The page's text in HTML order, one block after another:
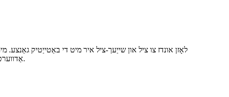
לאָזן אונדז צו ציל און שייַעך-ציל איר מיט די באַטייַטיק
אַדווערטייזמאַנץ אויף אנדערע זייטלעך. אויב איר טאָן ניט לאָזן די קיכלעך, איר וועט באַקומען גאַנצע, אָבער עס קען זיין ווייניקער באַטייַטיק פֿאַר איר.